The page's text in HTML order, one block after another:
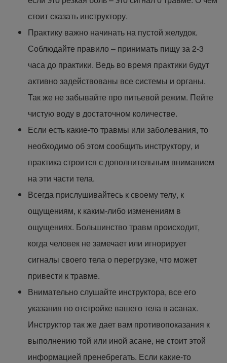
стоит сказать инструктору.
Практику важно начинать на пустой желудок.
Соблюдайте правило – принимать пищу за 2-3
часа до практики. Ведь во время практики будут
активно задействованы все системы и органы.
Так же не забывайте про питьевой режим. Пейте
чистую воду в достаточном количестве.
Если есть какие-то травмы или заболевания, то
необходимо об этом сообщить инструктору, и
практика строится с дополнительным вниманием
на эти части тела.
Всегда прислушивайтесь к своему телу, к
ощущениям, к каким-либо изменениям в
ощущениях. Большинство травм происходит,
когда человек не замечает или игнорирует
сигналы своего тела о перегрузке, что может
привести к травме.
Внимательно слушайте инструктора, все его
указания по отстройке вашего тела в асанах.
Инструктор так же дает вам противопоказания к
выполнению той или иной асане, не стоит этой
информацией пренебрегать. Если какие-то